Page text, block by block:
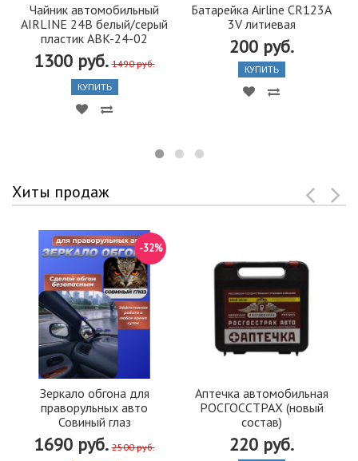
Чайник автомобильный
AIRLINE 24В белый/серый
пластик ABK-24-02
1300 руб. 1490 руб.
КУПИТЬ
Батарейка Airline CR123A
3V литиевая
200 руб.
КУПИТЬ
Хиты продаж
Зеркало обгона для
праворульных авто
Совиный глаз
1690 руб. 2500 руб.
-32%
Аптечка автомобильная
РОСГОССТРАХ (новый
состав)
220 руб.